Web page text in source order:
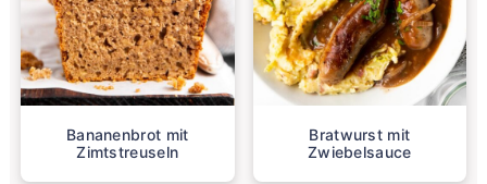
Bananenbrot mit
Zimtstreuseln
Bratwurst mit
Zwiebelsauce